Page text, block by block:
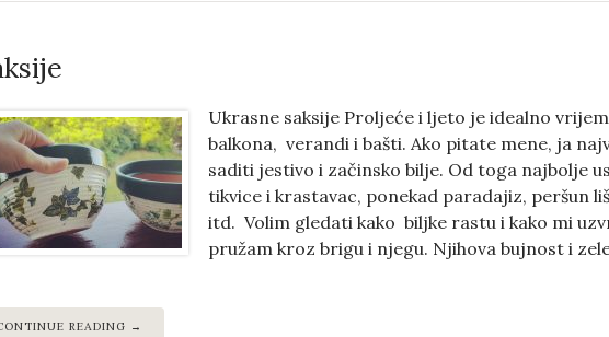
Ukrasne saksije Proljeće i ljeto je idealno
balkona, verandi i bašti. Ako pitate mene, ja
saditi jestivo i začinsko bilje. Od toga najbolje
tikvice i krastavac, ponekad paradajiz, peršun
itd. Volim gledati kako biljke rastu i kako mi
pružam kroz brigu i njegu. Njihova bujnost i
READING →